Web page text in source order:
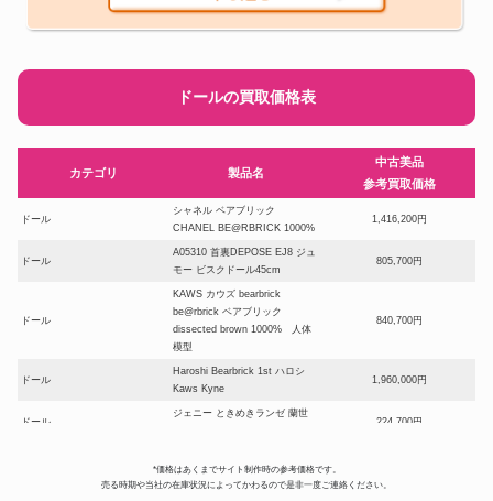
ドールの買取価格表
カテゴリ 製品名
中古美品
参考買取価格
ドール
シャネル ベアブリック
CHANEL BE@RBRICK 1000%
1,416,200円
ドール
A05310 首裏DEPOSE EJ8 ジュ
モー ビスクドール45cm
805,700円
ドール
KAWS カウズ bearbrick
be@rbrick ベアブリック
dissected brown 1000% 人体
模型
840,700円
ドール
Haroshi Bearbrick 1st ハロシ
Kaws Kyne
1,960,000円
ドール
ジェニー ときめきランゼ 蘭世
224,700円
BAPE(R) ABC CAMO SHARK
BE@RBRICK ベイプ メディコ
297,500円
*価格はあくまでサイト制作時の参考価格です。
売る時期や当社の在庫状況によってかわるので是非一度ご連絡ください。